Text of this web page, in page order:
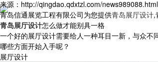
来源：http://qingdao.qdxtzl.com/
青岛信通展览工程有限公司为您提供青岛展厅设计,
青岛展厅设计怎么做才能别具一格
一个好的展厅设计需要给人一种耳目一新，与众
哪些方面开始入手呢？
展厅设计